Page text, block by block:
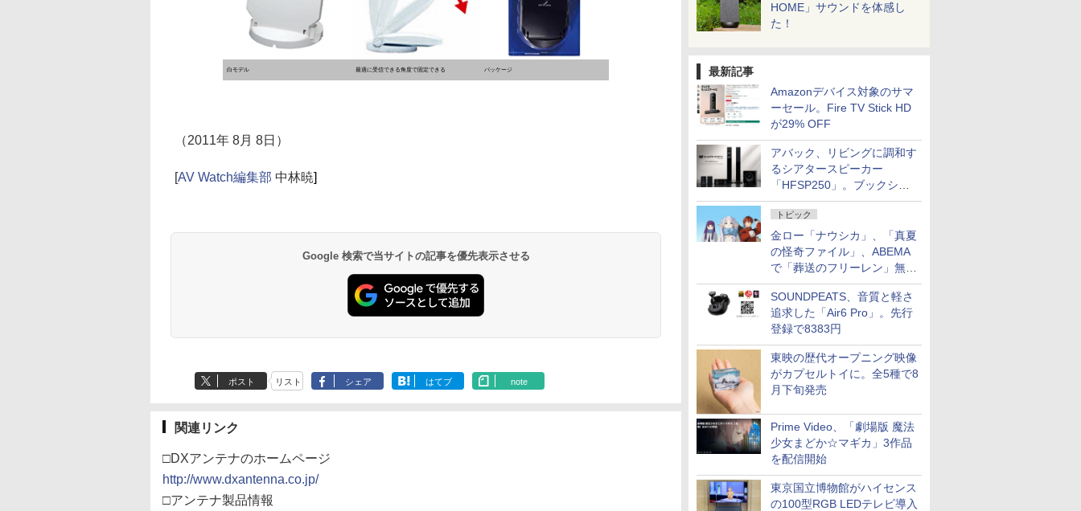
HOME」サウンドを体感し
た！
最新記事
Amazonデバイス対象のサマ
ーセール。Fire TV Stick HD
が29% OFF
アバック、リビングに調和す
るシアタースピーカー
「HFSP250」。ブックシェ
ルフはペア3万円以下
トピック
金ロー「ナウシカ」、「真夏
の怪奇ファイル」、ABEMA
で「葬送のフリーレン」無料
配信など。夏の特番・配信情
報
SOUNDPEATS、音質と軽さ
追求した「Air6 Pro」。先行
登録で8383円
東映の歴代オープニング映像
がカプセルトイに。全5種で8
月下旬発売
Prime Video、「劇場版 魔法
少女まどか☆マギカ」3作品
を配信開始
東京国立博物館がハイセンス
の100型RGB LEDテレビ導入
白モデル 最適に受信できる角度で固定できる パッケージ
（2011年 8月 8日）
[AV Watch編集部 中林暁]
Google 検索で当サイトの記事を優先表示させる
ポスト リスト シェア はてブ note
関連リンク
□DXアンテナのホームページ
http://www.dxantenna.co.jp/
□アンテナ製品情報